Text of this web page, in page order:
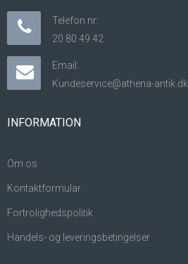
Telefon nr:
20 80 49 42
Email:
Kundeservice@athena-antik.dk
INFORMATION
Om os
Kontaktformular
Fortrolighedspolitik
Handels- og leveringsbetingelser